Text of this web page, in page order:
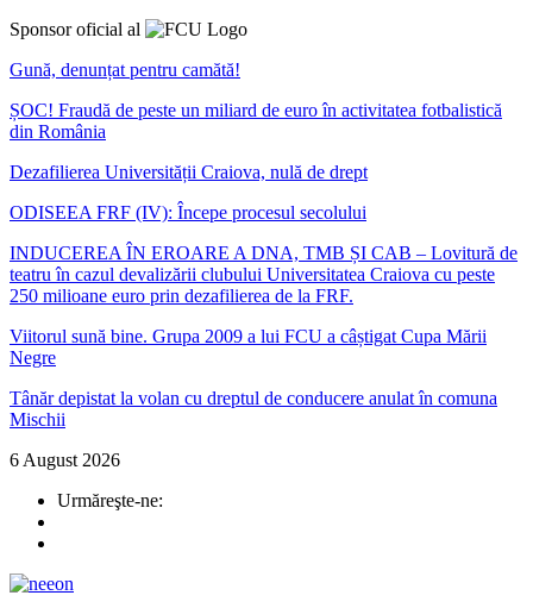
Sponsor oficial al
Gună, denunțat pentru camătă!
ȘOC! Fraudă de peste un miliard de euro în activitatea fotbalistică
din România
Dezafilierea Universității Craiova, nulă de drept
ODISEEA FRF (IV): Începe procesul secolului
INDUCEREA ÎN EROARE A DNA, TMB ȘI CAB – Lovitură de
teatru în cazul devalizării clubului Universitatea Craiova cu peste
250 milioane euro prin dezafilierea de la FRF.
Viitorul sună bine. Grupa 2009 a lui FCU a câștigat Cupa Mării
Negre
Tânăr depistat la volan cu dreptul de conducere anulat în comuna
Mischii
6 August 2026
Urmăreşte-ne: